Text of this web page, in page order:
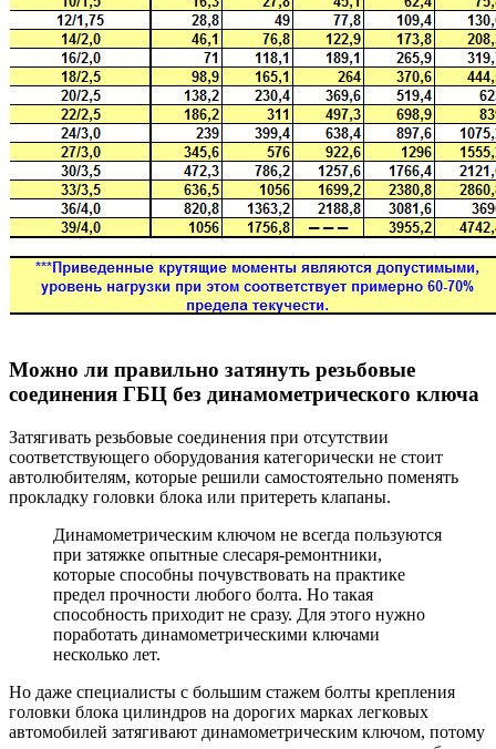
Можно ли правильно затянуть резьбовые
соединения ГБЦ без динамометрического ключа
Затягивать резьбовые соединения при отсутствии
соответствующего оборудования категорически не стоит
автолюбителям, которые решили самостоятельно поменять
прокладку головки блока или притереть клапаны.
Динамометрическим ключом не всегда пользуются
при затяжке опытные слесаря-ремонтники,
которые способны почувствовать на практике
предел прочности любого болта. Но такая
способность приходит не сразу. Для этого нужно
поработать динамометрическими ключами
несколько лет.
Но даже специалисты с большим стажем болты крепления
головки блока цилиндров на дорогих марках легковых
автомобилей затягивают динамометрическим ключом, потому